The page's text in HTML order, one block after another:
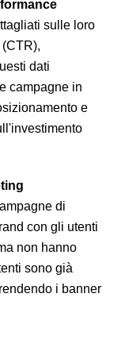
sulle loro
dati
campagne in
e
di
con gli utenti
non hanno
sono già
i banner